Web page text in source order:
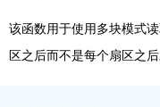
该函数用于使用多块模式
区之后而不是每个扇区之后